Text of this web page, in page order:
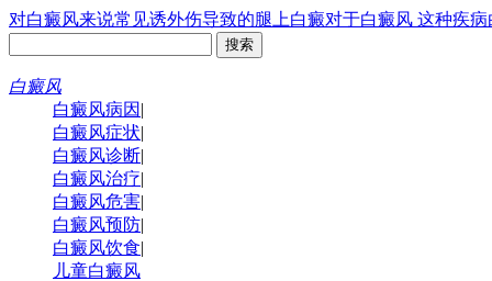
对白癜风来说常见诱外伤导致的腿上白癜对于白癜风 这种疾病
白癜风
白癜风病因 |
白癜风症状|
白癜风诊断|
白癜风治疗|
白癜风危害|
白癜风预防|
白癜风饮食|
儿童白癜风